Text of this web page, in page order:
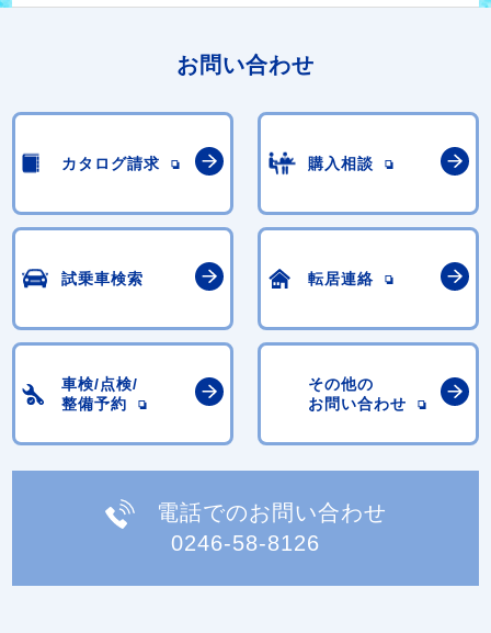
お問い合わせ
カタログ請求 購入相談
試乗車検索 転居連絡
車検/点検/
整備予約
その他の
お問い合わせ
電話でのお問い合わせ
0246-58-8126